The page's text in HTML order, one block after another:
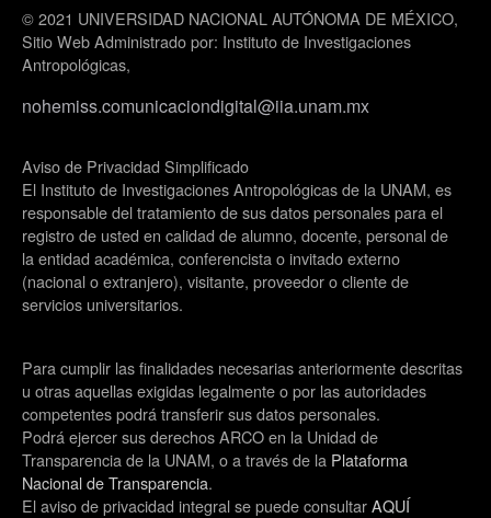
© 2021 UNIVERSIDAD NACIONAL AUTÓNOMA DE MÉXICO,
Sitio Web Administrado por: Instituto de Investigaciones
Antropológicas,
nohemiss.comunicaciondigital@iia.unam.mx
Aviso de Privacidad Simplificado
El Instituto de Investigaciones Antropológicas de la UNAM, es
responsable del tratamiento de sus datos personales para el
registro de usted en calidad de alumno, docente, personal de
la entidad académica, conferencista o invitado externo
(nacional o extranjero), visitante, proveedor o cliente de
servicios universitarios.
Para cumplir las finalidades necesarias anteriormente descritas
u otras aquellas exigidas legalmente o por las autoridades
competentes podrá transferir sus datos personales.
Podrá ejercer sus derechos ARCO en la Unidad de
Transparencia de la UNAM, o a través de la Plataforma
Nacional de Transparencia.
El aviso de privacidad integral se puede consultarAQUÍ